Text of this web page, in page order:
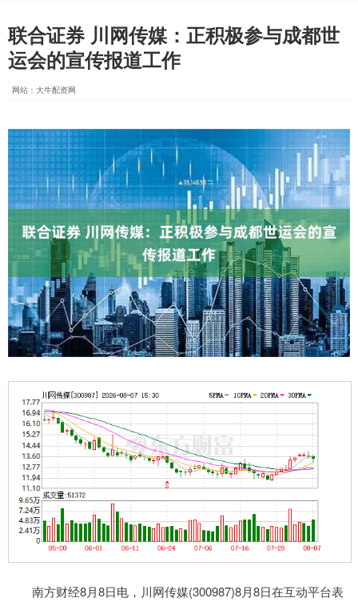
联合证券 川网传媒：正积极参与成都世
运会的宣传报道工作
网站：大牛配资网
南方财经8月8日电，川网传媒(300987)8月8日在互动平台表